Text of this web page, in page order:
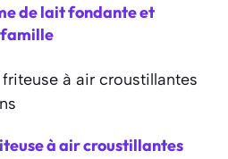
de lait fondante et
famille
à air croustillantes